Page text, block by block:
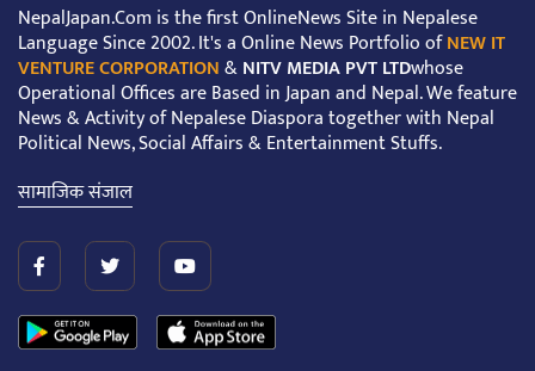
NepalJapan.Com is the first OnlineNews Site in Nepalese
Language Since 2002. It's a Online News Portfolio ofNEW IT
VENTURE CORPORATION&NITV MEDIA PVT LTDwhose
Operational Offices are Based in Japan and Nepal. We feature
News & Activity of Nepalese Diaspora together with Nepal
Political News, Social Affairs & Entertainment Stuffs.
सामाजिक संजाल